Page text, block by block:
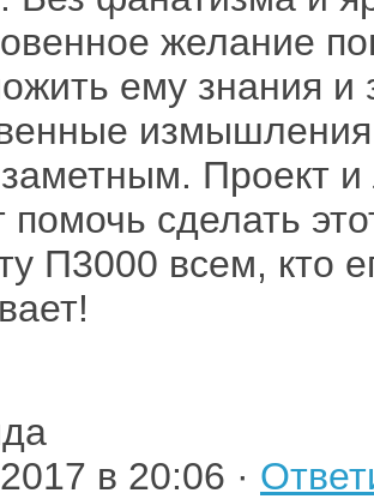
желание
ему знания и
заметным. Проект
помочь сделать
П3000 всем, кто
в 20:06 ·